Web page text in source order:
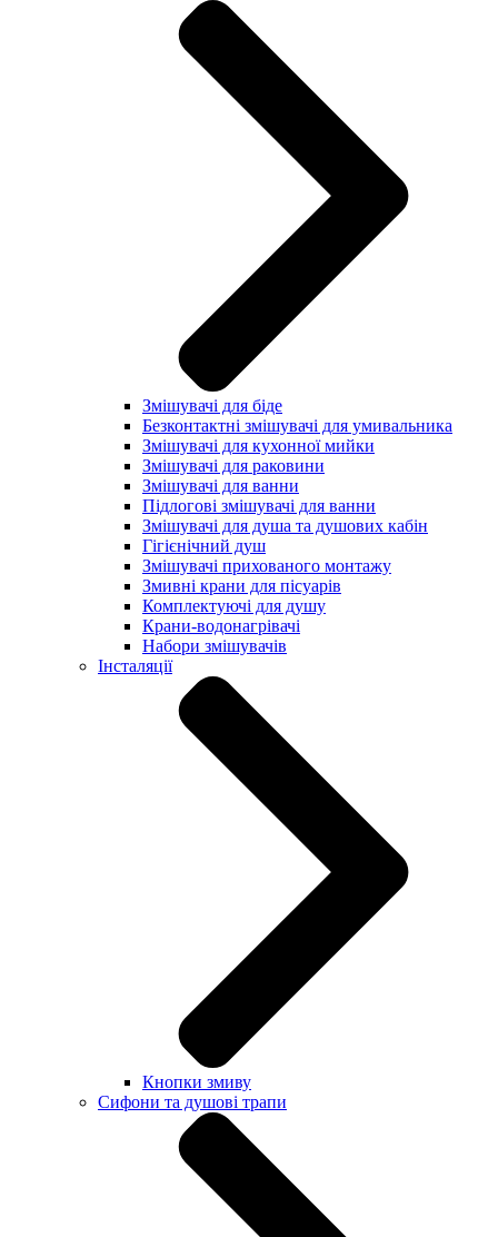
Змішувачі для біде
Безконтактні змішувачі для умивальника
Змішувачі для кухонної мийки
Змішувачі для раковини
Змішувачі для ванни
Підлогові змішувачі для ванни
Змішувачі для душа та душових кабін
Гігієнічний душ
Змішувачі прихованого монтажу
Змивні крани для пісуарів
Комплектуючі для душу
Крани-водонагрівачі
Набори змішувачів
Інсталяції
Кнопки змиву
Сифони та душові трапи